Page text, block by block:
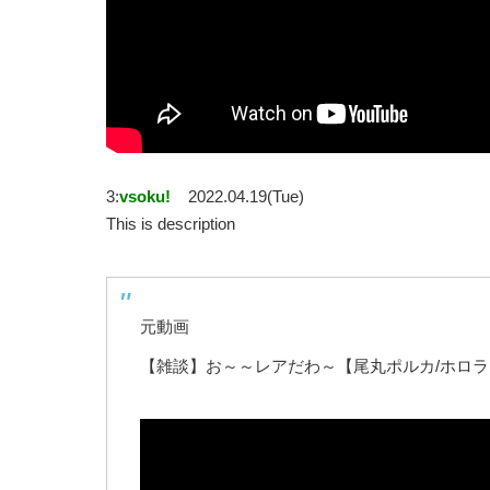
3:vsoku!
2022.04.19(Tue)
This is description
元動画
【雑談】お～～レアだわ～【尾丸ポルカ/ホロ